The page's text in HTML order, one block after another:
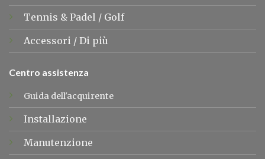
Tennis & Padel / Golf
Accessori / Di più
Centro assistenza
Guida dell'acquirente
Installazione
Manutenzione